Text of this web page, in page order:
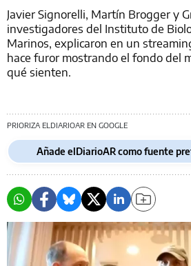
Javier Signorelli, Martín Brogger y
investigadores del Instituto de
Marinos, explicaron en un
hace furor mostrando el fondo del
qué sienten.
PRIORIZA ELDIARIOAR EN GOOGLE
Añade elDiarioAR como fuente